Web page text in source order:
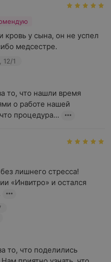
кровь у сына, он не успел
медсестре.
12/1
то, что нашли время
о работе нашей
процедура...
лишнего стресса!
«Инвитро» и остался
то, что поделились